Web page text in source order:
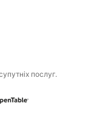
послуг.